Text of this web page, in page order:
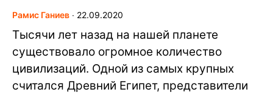
Рамис Ганиев ∙ 22.09.2020
Тысячи лет назад на нашей планете
существовало огромное количество
цивилизаций. Одной из самых крупных
считался Древний Египет, представители